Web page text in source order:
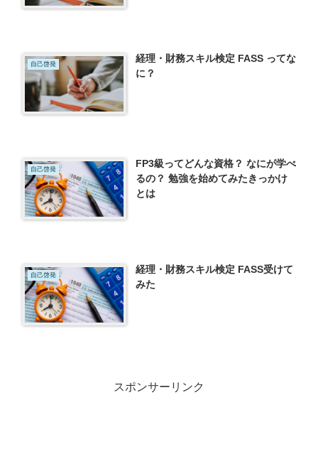
自己啓発
経理・財務スキル検定 FASS ってな
に？
自己啓発
FP3級ってどんな資格？ なにが学べ
るの？ 勉強を始めてみたきっかけ
とは
自己啓発
経理・財務スキル検定 FASS受けて
みた
スポンサーリンク